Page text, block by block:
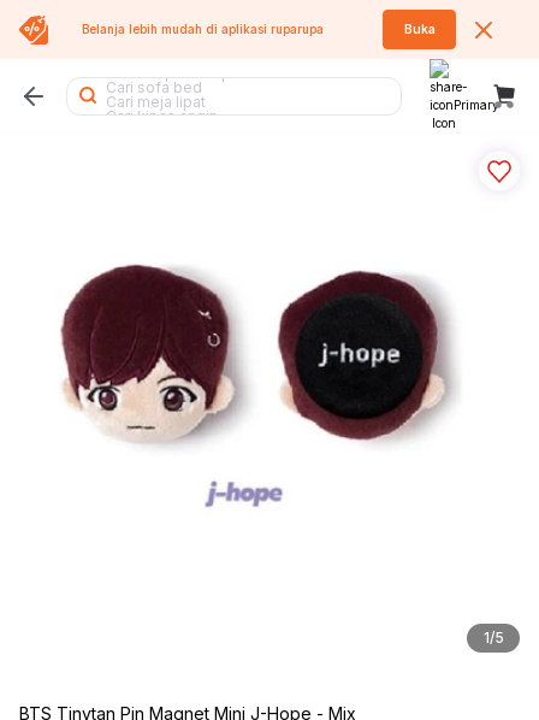
Belanja lebih mudah di aplikasi ruparupa Buka
Cari kursi
Cari sofa bed
Cari meja lipat
Cari kipas angin
Cari meja belajar
Cari rak besi
Cari air purifier
Cari meja makan
Cari tangga
Cari sofa
1/5
BTS Tinytan Pin Magnet Mini J-Hope - Mix